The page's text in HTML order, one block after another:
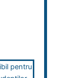
pentru